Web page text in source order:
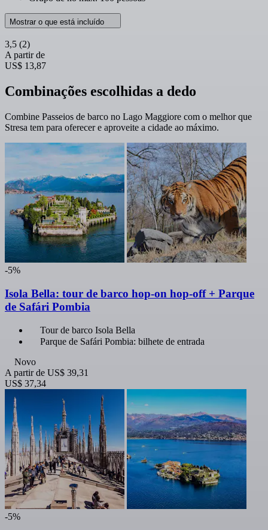
Mostrar o que está incluído
3,5 (2)
A partir de
US$ 13,87
Combinações escolhidas a dedo
Combine Passeios de barco no Lago Maggiore com o melhor que
Stresa tem para oferecer e aproveite a cidade ao máximo.
-5%
Isola Bella: tour de barco hop-on hop-off + Parque
de Safári Pombia
Tour de barco Isola Bella
Parque de Safári Pombia: bilhete de entrada
Novo
A partir de US$ 39,31
US$ 37,34
-5%